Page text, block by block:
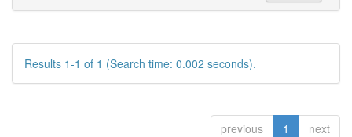
Results 1-1 of 1 (Search time: 0.002 seconds).
previous 1 next